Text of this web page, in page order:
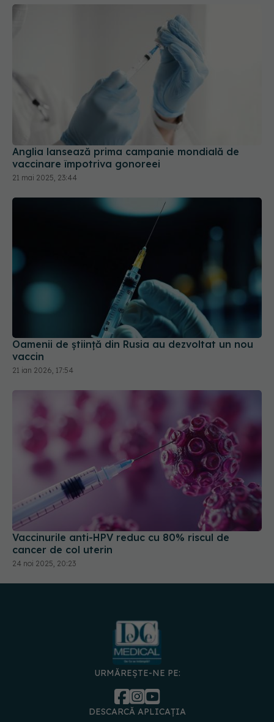
Anglia lansează prima campanie mondială de
vaccinare împotriva gonoreei
21 mai 2025, 23:44
Oamenii de ştiinţă din Rusia au dezvoltat un nou
Vaccinurile anti-HPV reduc cu 80% riscul de
cancer de col uterin
24 noi 2025, 20:23
URMĂREȘTE-NE PE:
DESCARCĂ APLICAȚIA